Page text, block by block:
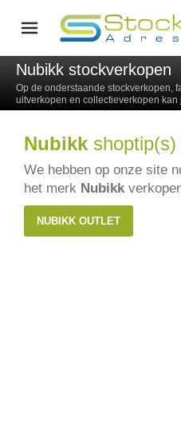
Nubikk stockverkopen
Op de onderstaande stockverkopen,
uitverkopen en collectieverkopen kan
Nubikk
We hebben op onze site
het merk Nubikk
NUBIKK OUTLET